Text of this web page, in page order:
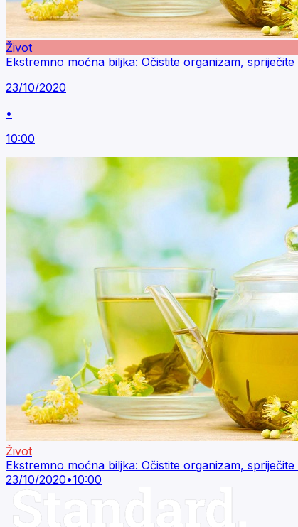
Život
Ekstremno moćna biljka: Očistite organizam,
23/10/2020
•
10:00
Život
Ekstremno moćna biljka: Očistite organizam,
23/10/2020•10:00